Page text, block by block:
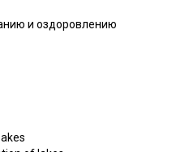
и оздоровлению